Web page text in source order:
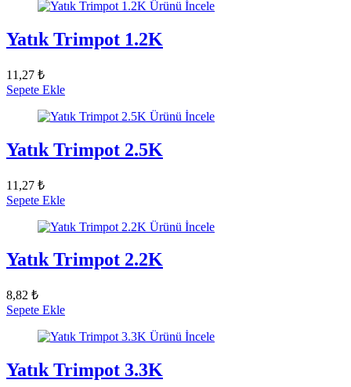
Ürünü İncele
Yatık Trimpot 1.2K
11,27 ₺
Sepete Ekle
Ürünü İncele
Yatık Trimpot 2.5K
11,27 ₺
Sepete Ekle
Ürünü İncele
Yatık Trimpot 2.2K
8,82 ₺
Sepete Ekle
Ürünü İncele
Yatık Trimpot 3.3K